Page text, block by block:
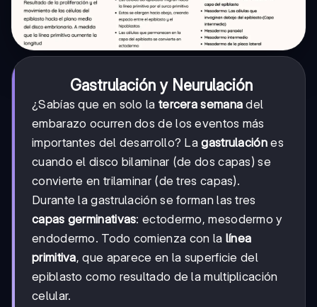
Gastrulación y Neurulación
¿Sabías que en solo la tercera semana del
embarazo ocurren dos de los eventos más
importantes del desarrollo? Lagastrulaciónes
cuando el disco bilaminar (de dos capas) se
convierte en trilaminar (de tres capas).
Durante la gastrulación se forman las tres
capas germinativas: ectodermo, mesodermo y
endodermo. Todo comienza con la línea
primitiva, que aparece en la superficie del
epiblasto como resultado de la multiplicación
celular.